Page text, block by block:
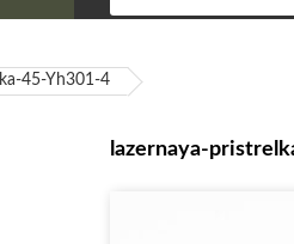
45-Yh301-4
lazernaya-